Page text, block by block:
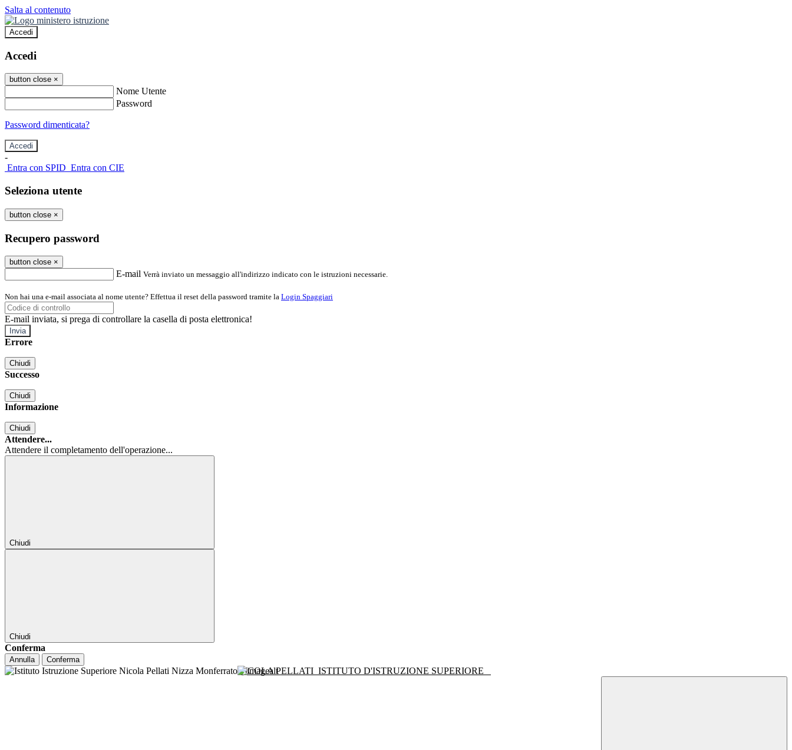
Salta al contenuto
Accedi
Accedi
button close ×
Nome Utente
Password
Password dimenticata?
-
Entra con SPID Entra con CIE
Seleziona utente
button close ×
Recupero password
button close ×
E-mail Verrà inviato un messaggio all'indirizzo indicato con le istruzioni necessarie.
Non hai una e-mail associata al nome utente? Effettua il reset della password tramite la Login Spaggiari
E-mail inviata, si prega di controllare la casella di posta elettronica!
Errore
Chiudi
Successo
Chiudi
Informazione
Chiudi
Attendere...
Attendere il completamento dell'operazione...
Chiudi
Chiudi
Conferma
Annulla Conferma
NICOLA PELLATI ISTITUTO D'ISTRUZIONE SUPERIORE